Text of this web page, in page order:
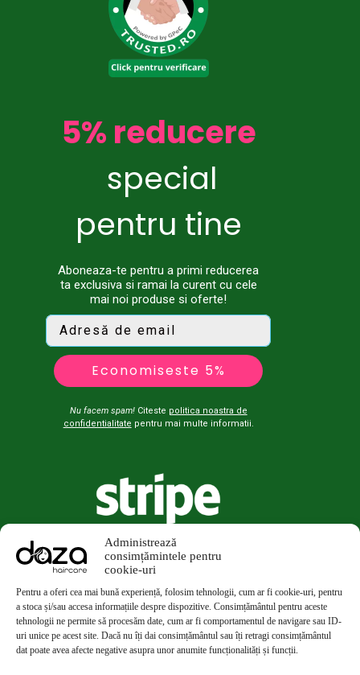
5% reducere
special
pentru tine
Aboneaza-te pentru a primi reducerea
ta exclusiva si ramai la curent cu cele
mai noi produse si oferte!
Economiseste 5%
Nu facem spam!Citeste politica noastra de
confidentialitate pentru mai multe informatii.
Administrează
consimțămintele pentru
cookie-uri
Pentru a oferi cea mai bună experiență, folosim tehnologii, cum ar fi cookie-uri, pentru
a stoca și/sau accesa informațiile despre dispozitive. Consimțământul pentru aceste
tehnologii ne permite să procesăm date, cum ar fi comportamentul de navigare sau ID-
uri unice pe acest site. Dacă nu îți dai consimțământul sau îți retragi consimțământul
dat poate avea afecte negative asupra unor anumite funcționalități și funcții.